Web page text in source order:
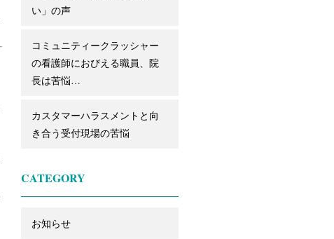
い」の声
コミュニティークラッシャー
の看護師におびえる職員、院
長は苦悩…
カスタマーハラスメントと向
き合う受付現場の苦悩
CATEGORY
お知らせ